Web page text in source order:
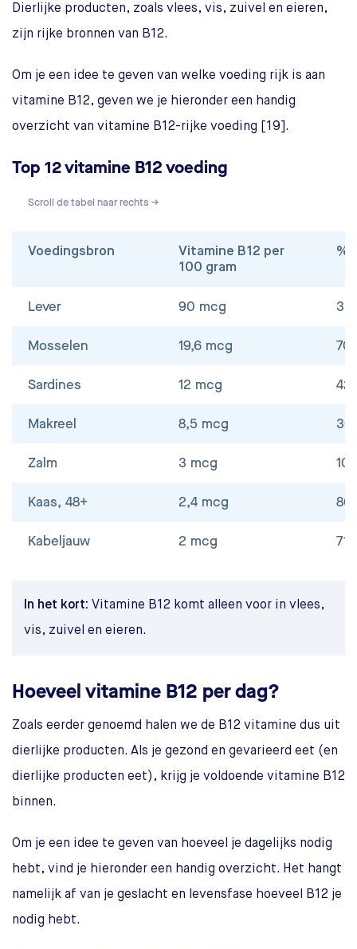
Dierlijke producten, zoals vlees, vis, zuivel en eieren,
zijn rijke bronnen van B12.
Om je een idee te geven van welke voeding rijk is aan
vitamine B12, geven we je hieronder een handig
overzicht van vitamine B12-rijke voeding [19].
Top 12 vitamine B12 voeding
Scroll de tabel naar rechts →
Voedingsbron
Vitamine B12 per
100 gram
%
Lever 90 mcg
Mosselen 19,6 mcg
Sardines 12 mcg
Makreel 8,5 mcg
Zalm 3 mcg
Kaas, 48+ 2,4 mcg
Kabeljauw 2 mcg
Ansjovis 0,9 mcg
In het kort: Vitamine B12 komt alleen voor in vlees,
vis, zuivel en eieren.
Hoeveel vitamine B12 per dag?
Zoals eerder genoemd halen we de B12 vitamine dus uit
dierlijke producten. Als je gezond en gevarieerd eet (en
dierlijke producten eet), krijg je voldoende vitamine B12
binnen.
Om je een idee te geven van hoeveel je dagelijks nodig
hebt, vind je hieronder een handig overzicht. Het hangt
namelijk af van je geslacht en levensfase hoeveel B12 je
nodig hebt.